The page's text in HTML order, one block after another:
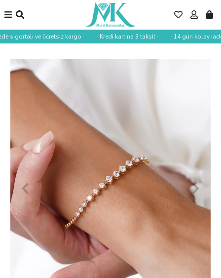
sigortalı ve ücretsiz kargo · · Kredi kartına 3 taksit · · 14 gün kolay iade ·